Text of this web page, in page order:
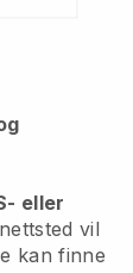
eller
vil
kan finne